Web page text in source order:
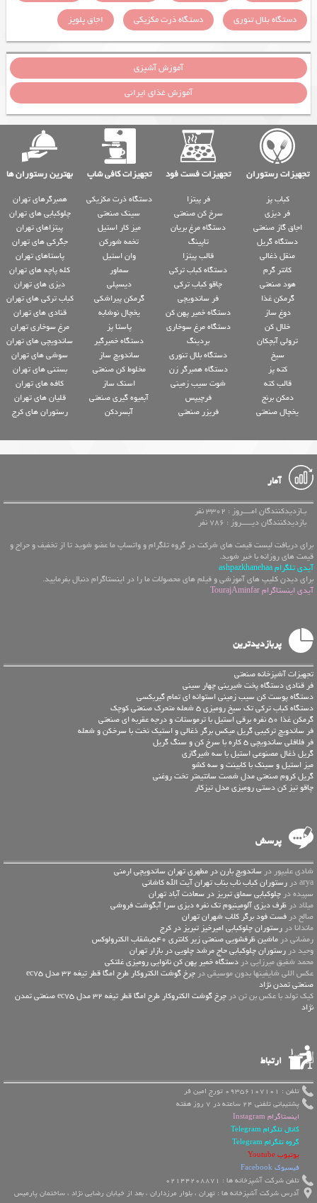
دستگاه بلال تنوری
دستگاه ذرت مکزیکی اجاق پلوپز
آموزش آشپزی
آموزش غذای ایرانی
تجهیزات رستوران تجهیزات فست فود تجهیزات کافی شاپ بهترین رستوران ها
کباب پز
فر دیزی
اجاق گاز صنعتی
دستگاه گریل
منقل ذغالی
کانتر گرم
هود صنعتی
گرمکن غذا
دوغ ساز
خلال کن
ترولی آبچکان
سیخ
کته پز
قالب کته
دمکن برنج
یخچال صنعتی
فر پیتزا
سرخ کن صنعتی
دستگاه مرغ بریان
تاپینگ
قالب پیتزا
دستگاه کباب ترکی
چاقو کباب ترکی
فر ساندویچی
دستگاه خمیر پهن کن
دستگاه مرغ سوخاری
بردینگ
دستگاه بلال تنوری
دستگاه همبرگر زن
شوت سیب زمینی
فرچیپس
فریزر صنعتی
دستگاه ذرت مکزیکی
سینک صنعتی
میز کار استیل
تخمه شورکن
وان استیل
سماور
دیسپلی
گرمکن پیراشکی
یخچال نوشابه
پاستا پز
دستگاه خمیرگیر
ساندویچ ساز
مخلوط کن صنعتی
اسنک ساز
آبمیوه گیری صنعتی
آبسردکن
همبرگرهای تهران
چلوکبابی های تهران
پیتزاهای تهران
جگرکی های تهران
پاستاهای تهران
کله پاچه های تهران
دیزی های تهران
کباب ترکی های تهران
قنادی های تهران
مرغ سوخاری تهران
ساندویچی های تهران
سوشی های تهران
بستنی های تهران
کافه های تهران
قلیان های تهران
رستوران های کرج
آمار
بـازدیدکنندگان امــــروز : 3302 نفر
بازدیدکنندگان دیـــــروز : 786 نفر
برای دریافت لیست قیمت های شرکت در گروه تلگرام و واتساپ ما عضو شوید تا از تخفیف و حراج و
قیمت های روزانه با خبر شوید.
آیدی تلگرام ashpazkhanehaa
برای دیدن کلیپ های آموزشی و فیلم های محصولات ما را در اینستاگرام دنبال بفرمایید.
آیدی اینستاگرام TourajAminfar
پربازدیدترین
تجهیزات آشپزخانه صنعتی
فر قنادی دستگاه پخت شیرینی چهار سینی
دستگاه پوست کن سیب زمینی استوانه ای تمام گیربکسی
دستگاه کباب ترکی تک سیخ رومیزی 5 شعله متحرک صنعتی کوچک
گرمکن غذا 50 نفره برقی استیل با ترموستات و درجه عقربه ای صنعتی
فر ساندویچ ترکیبی گریل میکس برگر ذغالی و استیک تخت با سرخکن و شعله
فر فلافلی ساندویچی 5 کاره با سرخ کن و سنگ گریل
گریل ذغال مصنوعی استیل با سه شیرگازی
میز استیل و سینک با کابینت و سه کشو
گریل کروم صنعتی مدل شصت سانتیمتر تخت روغنی
چاقو تیز کن دستی رومیزی مدل تیزکار
پرسش
شادی علیپور در ساندویچ بارن در مطهری تهران ساندویچی ارمنی
arya در
رستوران کباب ناب بناب تهران آیت الله کاشانی
سپیده در چلوکبابی سماق تبریز در سعادت آباد تهران
میلاد در ظرف دیزی آلومینیوم تک نفره دیزی سرا آبگوشت فروشی
صالح در فست فود برگر کلاب شهران تهران
ماندانا در رستوران چلوکبابی امیرخیز تبریز در کرج
رمضانی در ماشین ظرفشویی صنعتی زیر کانتری 540بشقاب الکترولوکس
وحید در رستوران چلوکبابی حاج مرشد چلویی در بازار تهران
محمد شفیق میرزایی در دستگاه خمیر پهن کن نانوایی رومیزی غلتکی
عكس اللي شايفينها بدون موسيقى در
چرخ گوشت الکتروکار طرح امگا قطر تیغه 32 مدل ec75
صنعتی تمدن نژاد
کیک تولد با عکس بن تن در
چرخ گوشت الکتروکار طرح امگا قطر تیغه 32 مدل ec75 صنعتی تمدن
نژاد
ارتباط
تلفن : 09356107101 تورج امین فر
پشتیبانی تلفنی 24 ساعته در 7 روز هفته
اینستاگرام Instagram
کانال تلگرام Telegram
گروه تلگرام Telegram
یوتیوب Youtube
فیسبوک Facebook
تلفن شرکت آشپزخانه ها : 02144208871
آدرس شرکت آشپزخانه ها : تهران ، بلوار مرزداران ، بعد از خیابان رضایی نژاد ، ساختمان پارمیس